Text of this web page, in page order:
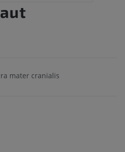
mater cranialis